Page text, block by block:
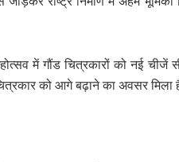
में गौंड चित्रकारों को नई चीजें
को आगे बढ़ाने का अवसर मिला